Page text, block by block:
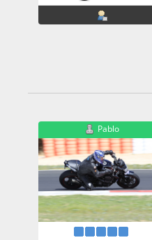
Pablo